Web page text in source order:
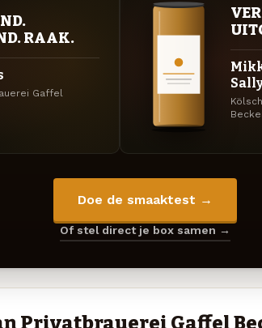
RAAK.
Gaffel
Doe de smaaktest →
Of stel direct je box samen →
Privatbrauerei Gaffel